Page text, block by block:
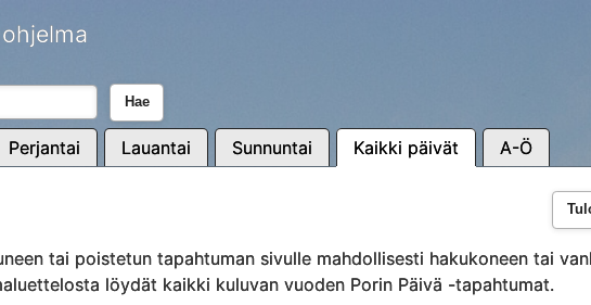
Hae
Perjantai Lauantai Sunnuntai Kaikki päivät A-Ö
tai poistetun tapahtuman sivulle mahdollisesti hakukoneen tai
löydät kaikki kuluvan vuoden Porin Päivä -tapahtumat.